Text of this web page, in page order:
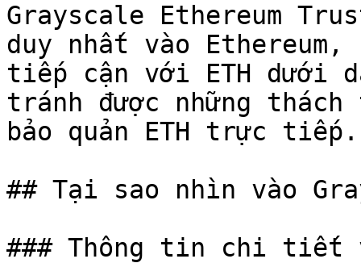
Grayscale Ethereum
duy nhất vào
tiếp cận với ETH dưới
tránh được những
bảo quản ETH trực tiếp.
## Tại sao nhìn vào
### Thông tin chi tiết